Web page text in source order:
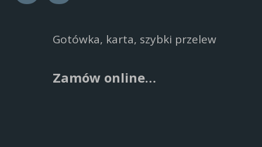
Gotówka, karta, szybki przelew
Zamów online…